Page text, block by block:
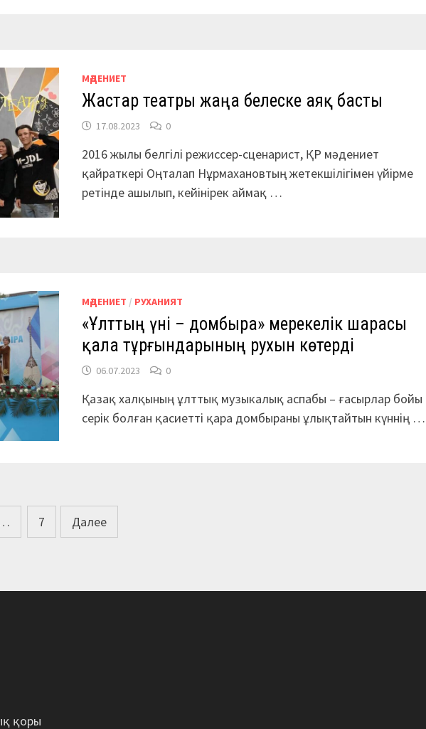
МӘДЕНИЕТ
Жастар театры жаңа белеске аяқ басты
17.08.2023 0
2016 жылы белгілі режиссер-сценарист, ҚР мәдениет
қайраткері Оңталап Нұрмахановтың жетекшілігімен үйірме
ретінде ашылып, кейінірек аймақ …
МӘДЕНИЕТ / РУХАНИЯТ
«Ұлттың үні – домбыра» мерекелік шарасы
қала тұрғындарының рухын көтерді
06.07.2023 0
Қазақ халқының ұлттық музыкалық аспабы – ғасырлар бойы
серік болған қасиетті қара домбыраны ұлықтайтын күннің …
7 Далее
қоры